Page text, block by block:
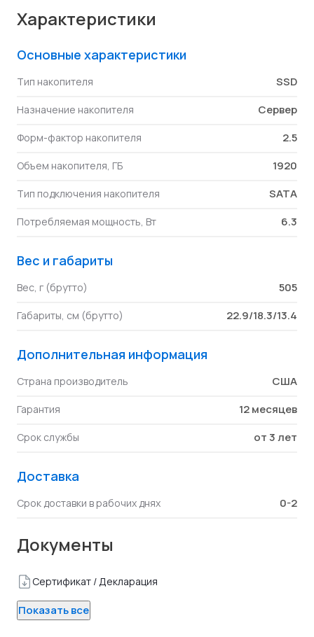
Характеристики
Основные характеристики
Тип накопителя SSD
Назначение накопителя Сервер
Форм-фактор накопителя 2.5
Объем накопителя, ГБ 1920
Тип подключения накопителя SATA
Потребляемая мощность, Вт 6.3
Вес и габариты
Вес, г (брутто) 505
Габариты, см (брутто) 22.9/18.3/13.4
Дополнительная информация
Страна производитель США
Гарантия 12 месяцев
Срок службы от 3 лет
Доставка
Срок доставки в рабочих днях 0-2
Документы
Сертификат / Декларация
Показать все